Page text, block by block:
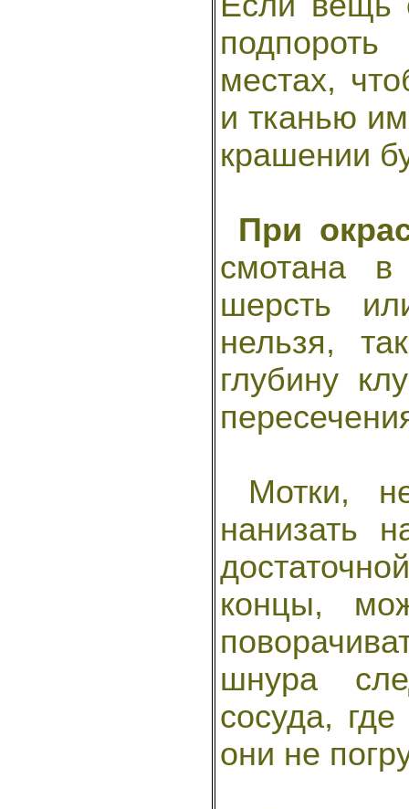
местах,
и тканью
крашении
При
смотана в
шерсть
нельзя,
глубину
Мотки,
нанизать
концы,
шнура
сосуда,
они не